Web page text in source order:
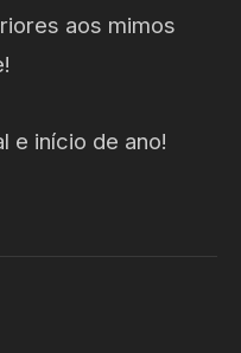
aos mimos
e início de ano!